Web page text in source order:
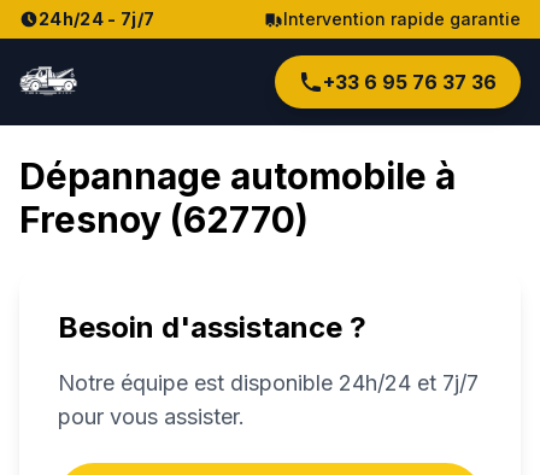
24h/24 - 7j/7 Intervention rapide garantie
+33 6 95 76 37 36
Dépannage automobile à
Fresnoy (62770)
Besoin d'assistance ?
Notre équipe est disponible 24h/24 et 7j/7
pour vous assister.